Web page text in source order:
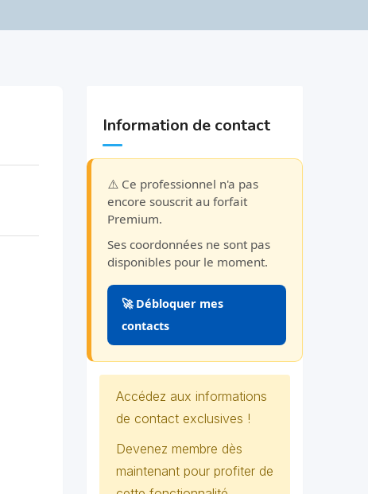
Information de contact
⚠️ Ce professionnel n'a pas
encore souscrit au forfait
Premium.
Ses coordonnées ne sont pas
disponibles pour le moment.
🚀 Débloquer mes
contacts
Accédez aux informations
de contact exclusives !
Devenez membre dès
maintenant pour profiter de